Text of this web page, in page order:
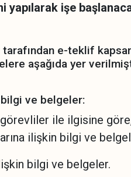
e-teklif
aşağıda yer
ve belgeler:
ile ilgisine
ilişkin bilgi ve
bilgi ve belgeler.